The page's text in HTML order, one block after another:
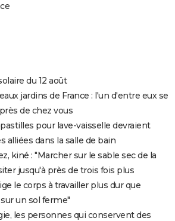
du 12 août
jardins de France : l'un d'entre eux se
de chez vous
pour lave-vaisselle devraient
alliées dans la salle de bain
kiné : "Marcher sur le sable sec de la
jusqu'à près de trois fois plus
le corps à travailler plus dur que
un sol ferme"
les personnes qui conservent des